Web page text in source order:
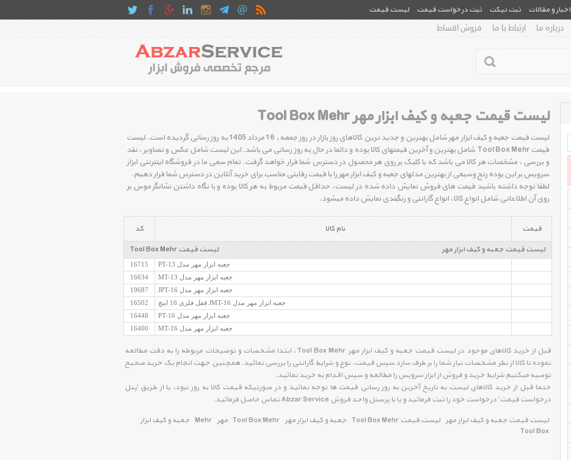
اخبار و مقالات ثبت تیکت ثبت درخواست قیمت
لیست قیمت
درباره ما ارتباط با ما فروش اقساط
لیست قیمت جعبه و کیف ابزار مهر Tool Box Mehr
لیست قیمت جعبه و کیف ابزار مهر شامل بهترین و جدید ترین کالاهای روز بازار در روز جمعه , 16 مرداد 1405 به روز رسانی گردیده است. لیست
قیمت Tool Box Mehr شامل بهترین و آخرین قیمتهای کالا بوده و دائما در حال به روز رسانی می باشد. این لیست شامل عکس و تصاویر ، نقد
و بررسی ، مشخصات هر کالا می باشد که با کلیک بر روی هر محصول در دسترس شما قرار خواهد گرفت. تمام سعی ما در فروشگاه اینترنتی ابزار
سرویس بر این بوده رنج وسیعی از بهترین مدلهای جعبه و کیف ابزار مهر را با قیمت رقابتی مناسب برای خرید آنلاین در دسترس شما قرار دهیم.
لطفا توجه داشته باشید قیمت های فروش نمایش داده شده در لیست، حداقل قیمت مربوط به هر کالا بوده و با نگاه داشتن نشانگر موس بر
روی آن اطلاعاتی شامل انواع کالا، انواع گارانتی و رنگبندی نمایش داده میشود.
کد نام کالا
قیمت
لیست قیمت Tool Box Mehr
لیست قیمت جعبه و کیف ابزار مهر
16715
جعبه ابزار مهر مدل PT-13
16634
جعبه ابزار مهر مدل MT-13
19687
جعبه ابزار مهر مدل JPT-16
16502
جعبه ابزار مهر مدل JMT-16 قفل فلزی 16 اینچ
16448
جعبه ابزار مهر مدل PT-16
16400
جعبه ابزار مهر مدل MT-16
قبل از خرید کالاهای موجود در لیست قیمت جعبه و کیف ابزار مهر Tool Box Mehr ، ابتدا مشخصات و توضیحات مربوطه را به دقت مطالعه
نموده تا کالا از نظر مشخصات نیاز شما را بر طرف سازد سپس قیمت، نوع و شرایط گارانتی را بررسی نمائید. همچنین جهت انجام یک خرید صحیح
توصیه میکنیم شرایط خرید و فروش از ابزار سرویس را مطالعه و سپس اقدام به خرید نمائید.
حتما قبل از خرید کالاهای لیست به تاریخ آخرین به روز رسانی قیمت ها توجه نمائید و در صورتیکه قیمت کالا به روز نبود، یا از طریق 'پنل
درخواست قیمت' درخواست خود را ثبت فرمائید و یا با پرسنل واحد فروش Abzar Service تماس حاصل فرمائید.
لیست قیمت جعبه و کیف ابزار مهر لیست قیمت Tool Box Mehr جعبه و کیف ابزار مهر Tool Box Mehr مهر Mehr جعبه و کیف ابزار
Tool Box